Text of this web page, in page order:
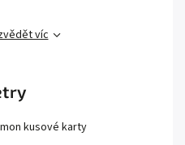
víc
kusové karty